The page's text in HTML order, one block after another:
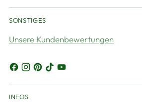
SONSTIGES
Unsere Kundenbewertungen
INFOS